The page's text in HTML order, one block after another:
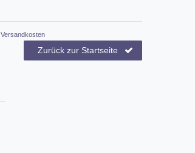
Versandkosten
Zurück zur Startseite